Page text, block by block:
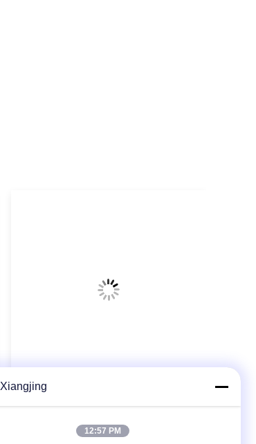
ইউনিভার্সাল UR10e কোবট রোবট আর্ম Sodick
Xiangjing
12:57 PM